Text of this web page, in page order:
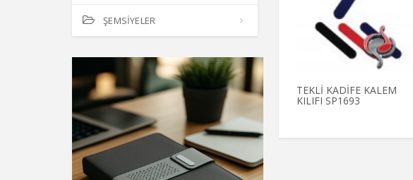
ŞEMSİYELER
TEKLİ KADİFE KALEM
KILIFI SP1693